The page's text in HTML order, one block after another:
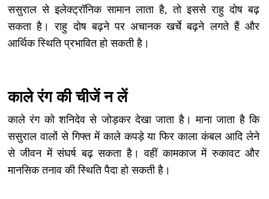
ससुराल से इलेक्ट्रॉनिक सामान लाता है, तो इससे राहु दोष बढ़
सकता है। राहु दोष बढ़ने पर अचानक खर्चे बढ़ने लगते हैं और
आर्थिक स्थिति प्रभावित हो सकती है।
काले रंग की चीजें न लें
काले रंग को शनिदेव से जोड़कर देखा जाता है। माना जाता है कि
ससुराल वालों से गिफ्त में काले कपड़े या फिर काला कंबल आदि लेने
से जीवन में संघर्ष बढ़ सकता है। वहीं कामकाज में रुकावट और
मानसिक तनाव की स्थिति पैदा हो सकती है।